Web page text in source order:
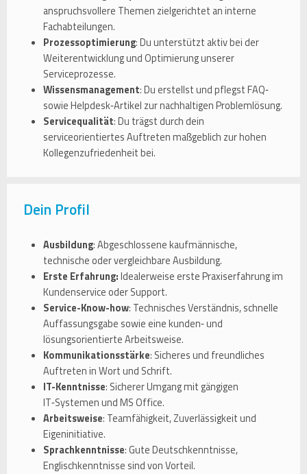
anspruchsvollere Themen zielgerichtet an interne
Fachabteilungen.
Prozessoptimierung: Du unterstützt aktiv bei der
Weiterentwicklung und Optimierung unserer
Serviceprozesse.
Wissensmanagement: Du erstellst und pflegst FAQ‑
sowie Helpdesk‑Artikel zur nachhaltigen Problemlösung.
Servicequalität: Du trägst durch dein
serviceorientiertes Auftreten maßgeblich zur hohen
Kollegenzufriedenheit bei.
Dein Profil
Ausbildung: Abgeschlossene kaufmännische,
technische oder vergleichbare Ausbildung.
Erste Erfahrung:Idealerweise erste Praxiserfahrung im
Kundenservice oder Support.
Service-Know-how: Technisches Verständnis, schnelle
Auffassungsgabe sowie eine kunden‑ und
lösungsorientierte Arbeitsweise.
Kommunikationsstärke: Sicheres und freundliches
Auftreten in Wort und Schrift.
IT-Kenntnisse: Sicherer Umgang mit gängigen
IT‑Systemen und MS Office.
Arbeitsweise: Teamfähigkeit, Zuverlässigkeit und
Eigeninitiative.
Sprachkenntnisse: Gute Deutschkenntnisse,
Englischkenntnisse sind von Vorteil.